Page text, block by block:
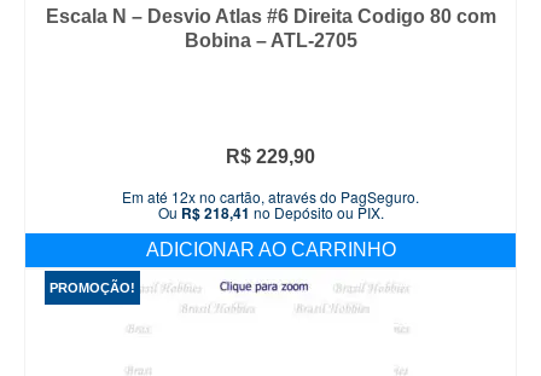
Escala N – Desvio Atlas #6 Direita Codigo 80 com
Bobina – ATL-2705
R$ 229,90
Em até 12x no cartão, através do PagSeguro.
Ou R$218,41 no Depósito ou PIX.
ADICIONAR AO CARRINHO
PROMOÇÃO!